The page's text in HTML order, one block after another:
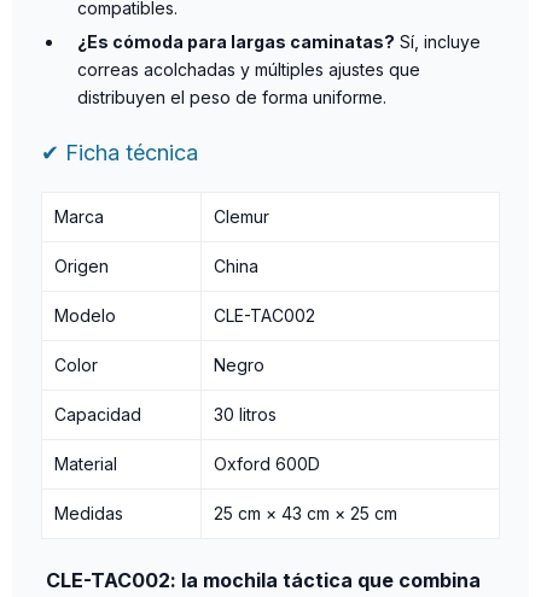
compatibles.
¿Es cómoda para largas caminatas? Sí, incluye
correas acolchadas y múltiples ajustes que
distribuyen el peso de forma uniforme.
✔ Ficha técnica
Marca Clemur
Origen China
Modelo CLE-TAC002
Color Negro
Capacidad 30 litros
Material Oxford 600D
Medidas 25 cm × 43 cm × 25 cm
CLE-TAC002: la mochila táctica que combina